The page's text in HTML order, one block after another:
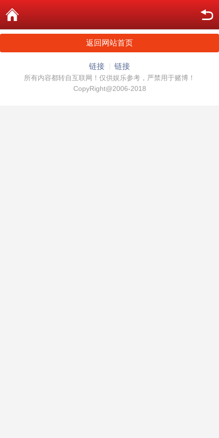
返回网站首页
链接 链接
所有内容都转自互联网！仅供娱乐参考，严禁用于赌博！
CopyRight@2006-2018